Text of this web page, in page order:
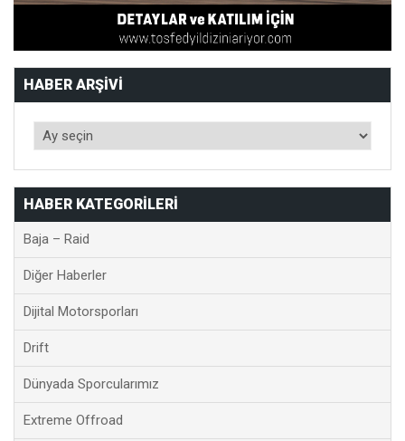
HABER ARŞIVI
HABER KATEGORILERI
Baja – Raid
Diğer Haberler
Dijital Motorsporları
Drift
Dünyada Sporcularımız
Extreme Offroad